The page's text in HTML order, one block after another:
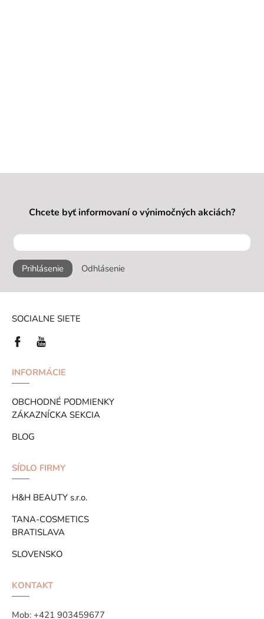
Chcete byť informovaní o výnimočných akciách?
Prihlásenie Odhlásenie
SOCIALNE SIETE
INFORMÁCIE
OBCHODNÉ PODMIENKY
ZÁKAZNÍCKA SEKCIA
BLOG
SÍDLO FIRMY
H&H BEAUTY s.r.o.
TANA-COSMETICS
BRATISLAVA
SLOVENSKO
KONTAKT
Mob: +421 903459677